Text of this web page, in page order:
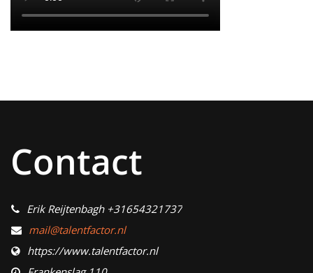
Contact
Erik Reijtenbagh +31654321737
mail@talentfactor.nl
https://www.talentfactor.nl